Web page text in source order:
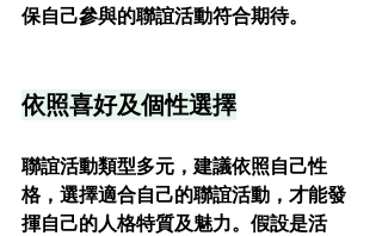
保自己參與的聯誼活動符合期待。
依照喜好及個性選擇
聯誼活動類型多元，建議依照自己性
格，選擇適合自己的聯誼活動，才能發
揮自己的人格特質及魅力。假設是活